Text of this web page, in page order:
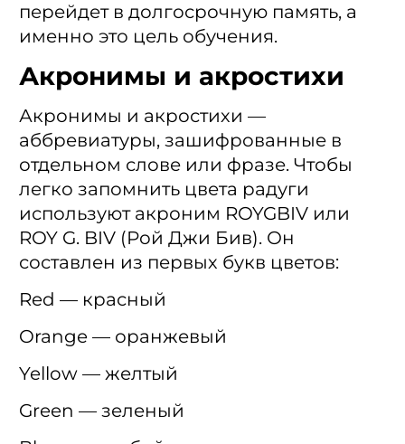
перейдет в долгосрочную память, а
именно это цель обучения.
Акронимы и акростихи
Акронимы и акростихи —
аббревиатуры, зашифрованные в
отдельном слове или фразе. Чтобы
легко запомнить цвета радуги
используют акроним ROYGBIV или
ROY G. BIV (Рой Джи Бив). Он
составлен из первых букв цветов:
Red — красный
Orange — оранжевый
Yellow — желтый
Green — зеленый